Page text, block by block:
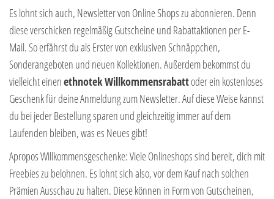
Es lohnt sich auch, Newsletter von Online Shops zu abonnieren. Denn
diese verschicken regelmäßig Gutscheine und Rabattaktionen per E-
Mail. So erfährst du als Erster von exklusiven Schnäppchen,
Sonderangeboten und neuen Kollektionen. Außerdem bekommst du
vielleicht einenethnotek Willkommensrabattoder ein kostenloses
Geschenk für deine Anmeldung zum Newsletter. Auf diese Weise kannst
du bei jeder Bestellung sparen und gleichzeitig immer auf dem
Laufenden bleiben, was es Neues gibt!
Apropos Willkommensgeschenke: Viele Onlineshops sind bereit, dich mit
Freebies zu belohnen. Es lohnt sich also, vor dem Kauf nach solchen
Prämien Ausschau zu halten. Diese können in Form von Gutscheinen,